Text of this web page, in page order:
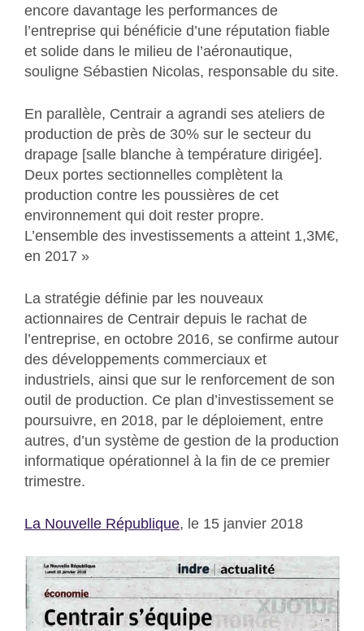
encore davantage les performances de
l’entreprise qui bénéficie d’une réputation fiable
et solide dans le milieu de l’aéronautique,
souligne Sébastien Nicolas, responsable du site.
En parallèle, Centrair a agrandi ses ateliers de
production de près de 30% sur le secteur du
drapage [salle blanche à température dirigée].
Deux portes sectionnelles complètent la
production contre les poussières de cet
environnement qui doit rester propre.
L’ensemble des investissements a atteint 1,3M€,
en 2017 »
La stratégie définie par les nouveaux
actionnaires de Centrair depuis le rachat de
l’entreprise, en octobre 2016, se confirme autour
des développements commerciaux et
industriels, ainsi que sur le renforcement de son
outil de production. Ce plan d’investissement se
poursuivre, en 2018, par le déploiement, entre
autres, d’un système de gestion de la production
informatique opérationnel à la fin de ce premier
trimestre.
La Nouvelle République, le 15 janvier 2018